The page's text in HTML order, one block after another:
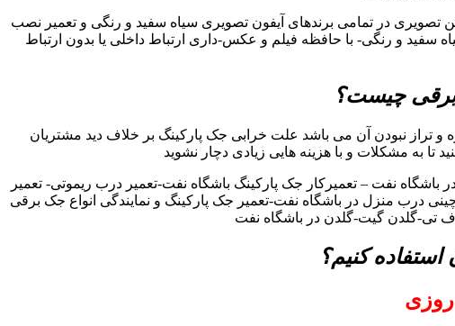
تصویری در تمامی برندهای آیفون تصویری سیاه سفید و رنگی و تعمیر نصب
و رنگی- با حافظه فیلم و عکس-داری ارتباط داخلی یا بدون ارتباط
برقی چیست؟
نبودن آن می باشد علت خرابی جک پارکینگ بر خلاف دید مشتریان
تا به مشکلات و با هزینه هایی زیادی دچار نشوید
نفت – تعمیرکار جک پارکینگ باشگاه نفت-تعمیر درب ریموتی- تعمیر
چینی درب منزل در باشگاه نفت-تعمیر جک پارکینگ و نمایندگی انواع جک برقی
اف تی-گلدن گیت-گلدن در باشگاه نفت
کنیم؟
روزی